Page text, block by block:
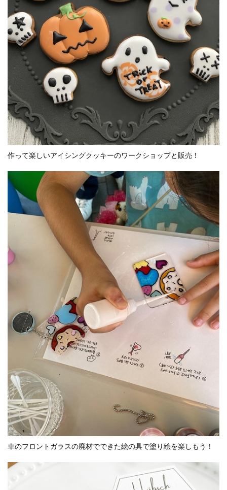
作って楽しいアイシングクッキーのワークショップと販売！
車のフロントガラスの廃材でできた絵の具で塗り絵を楽しもう！